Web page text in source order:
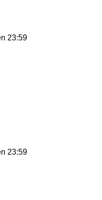
23:59
23:59